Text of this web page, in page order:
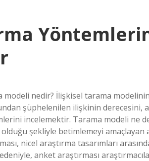
nedir? İlişkisel tarama
şüphelenilen ilişkinin derecesini,
incelemektir. Tarama modeli ne
şekliyle betimlemeyi amaçlayan
nicel araştırma tasarımları
anket araştırması